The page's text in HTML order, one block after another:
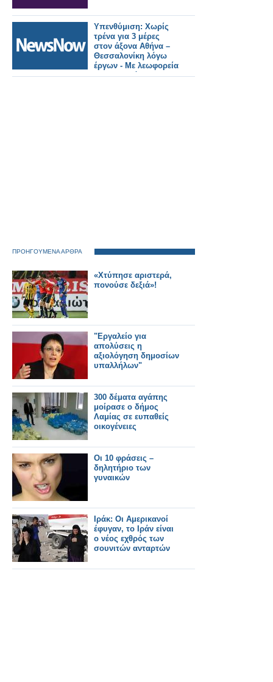
Υπενθύμιση: Χωρίς
τρένα για 3 μέρες
στον άξονα Αθήνα –
Θεσσαλονίκη λόγω
έργων - Με λεωφορεία
τα δρομολόγια.
ΠΡΟΗΓΟΥΜΕΝΑ ΑΡΘΡΑ
«Χτύπησε αριστερά,
πονούσε δεξιά»!
"Εργαλείο για
απολύσεις η
αξιολόγηση δημοσίων
υπαλλήλων"
300 δέματα αγάπης
μοίρασε ο δήμος
Λαμίας σε ευπαθείς
οικογένειες
Οι 10 φράσεις –
δηλητήριο των
γυναικών
Ιράκ: Οι Αμερικανοί
έφυγαν, το Ιράν είναι
ο νέος εχθρός των
σουνιτών ανταρτών